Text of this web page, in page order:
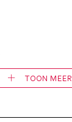
TOON MEER